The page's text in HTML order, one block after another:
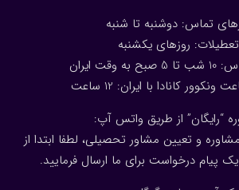
تماس: دوشنبه تا شنبه
تعطیلات: روزهای یکشنبه
ایران
ونکوور کانادا با ایران: 1 2 ساعت
“رایگان” از طریق واتس آپ:
و تعیین مشاور تحصیلی، لطفا ابتدا از
پیام درخواست برای ما ارسال فرمایید.